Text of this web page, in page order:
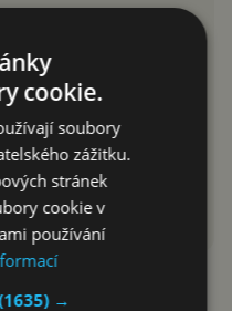
cookie.
soubory
zážitku.
stránek
cookie v
používání
→